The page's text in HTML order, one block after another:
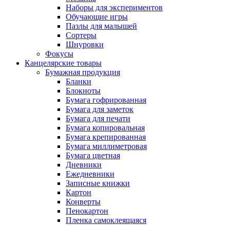
Наборы для экспериментов
Обучающие игры
Пазлы для малышей
Сортеры
Шнуровки
Фокусы
Канцелярские товары
Бумажная продукция
Бланки
Блокноты
Бумага гофрированная
Бумага для заметок
Бумага для печати
Бумага копировальная
Бумага крепированная
Бумага миллиметровая
Бумага цветная
Дневники
Ежедневники
Записные книжки
Картон
Конверты
Пенокартон
Пленка самоклеящаяся